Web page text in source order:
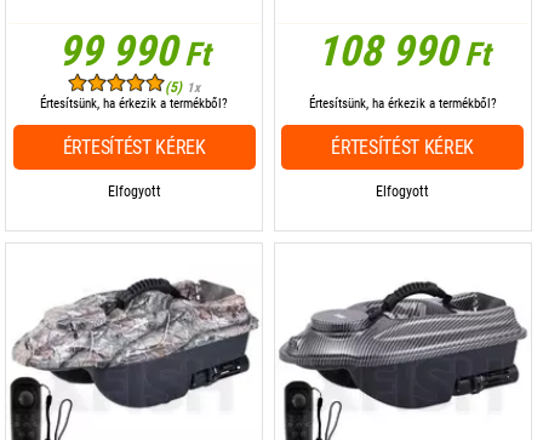
99 990Ft
(5) 1x
Elfogyott
Értesítsünk, ha érkezik a termékből?
ÉRTESÍTÉST KÉREK
108 990Ft
Elfogyott
Értesítsünk, ha érkezik a termékből?
ÉRTESÍTÉST KÉREK